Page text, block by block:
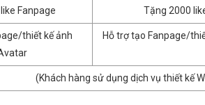
Fanpage Tặng 2000
thiết kế ảnh
Hỗ trợ tạo Fanpage/
(Khách hàng sử dụng dịch vụ thiết kế